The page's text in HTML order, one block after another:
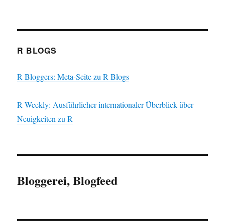
R BLOGS
R Bloggers: Meta-Seite zu R Blogs
R Weekly: Ausführlicher internationaler Überblick über
Neuigkeiten zu R
Bloggerei, Blogfeed